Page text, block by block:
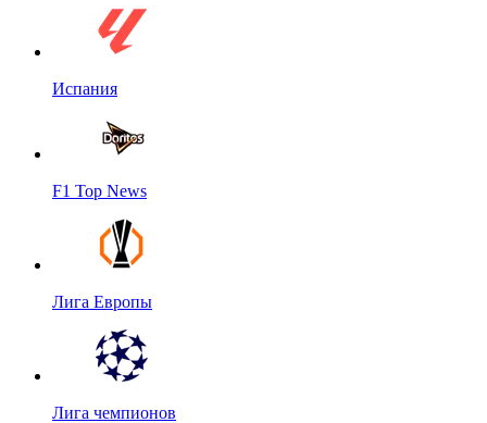
Испания
F1 Top News
Лига Европы
Лига чемпионов